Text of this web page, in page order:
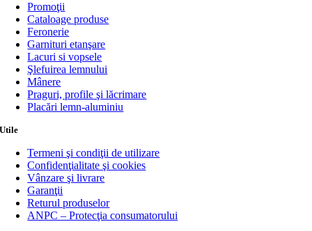
Promoţii
Cataloage produse
Feronerie
Garnituri etanşare
Lacuri si vopsele
Şlefuirea lemnului
Mânere
Praguri, profile şi lăcrimare
Placări lemn-aluminiu
Utile
Termeni şi condiţii de utilizare
Confidenţialitate şi cookies
Vânzare şi livrare
Garanţii
Returul produselor
ANPC – Protecţia consumatorului